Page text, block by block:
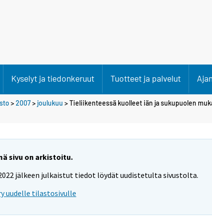
Kyselyt ja tiedonkeruut Tuotteet ja palvelut
>2007> joulukuu > Tieliikenteessä kuolleet iän ja sukupuolen
sivu on arkistoitu.
jälkeen julkaistut tiedot löydät uudistetulta sivustolta.
uudelle tilastosivulle